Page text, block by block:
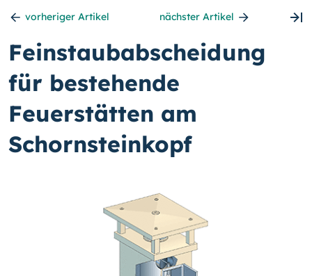
vorheriger Artikel nächster Artikel
Feinstaubabscheidung
für bestehende
Feuerstätten am
Schornsteinkopf